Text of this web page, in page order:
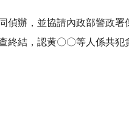
辦，並協請內政部警政
結，認黄〇〇等人係共